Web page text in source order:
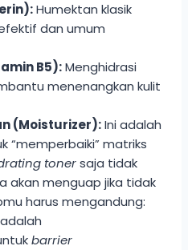
Humektan klasik
dan umum
B5):Menghidrasi
menenangkan kulit
(Moisturizer):Ini adalah
“memperbaiki” matriks
tonersaja tidak
akan menguap jika tidak
harus mengandung:
barrier